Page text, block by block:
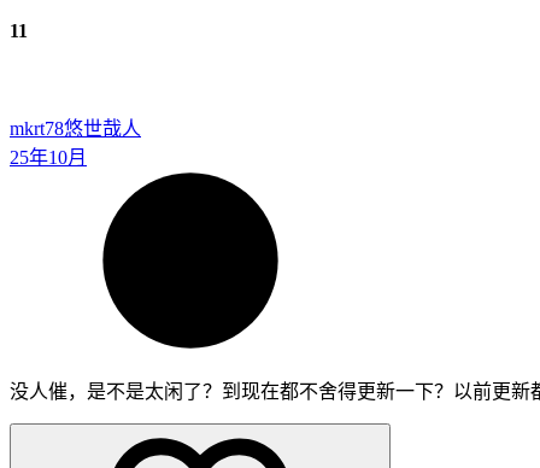
11
mkrt78悠世哉人
25年10月
没人催，是不是太闲了？到现在都不舍得更新一下？以前更新